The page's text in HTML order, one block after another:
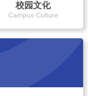
校园文化
Campus Culture